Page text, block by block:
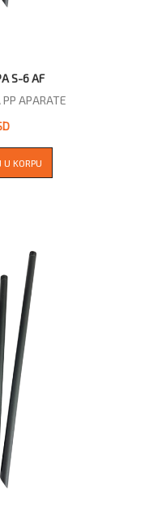
S-6 AF
APARATE